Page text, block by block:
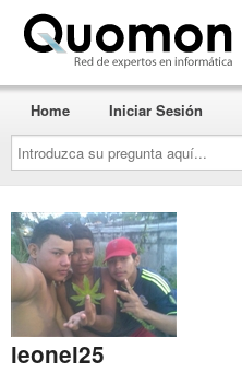
Introduzca
su
pregunta
aquí...
Home Iniciar Sesión
leonel25